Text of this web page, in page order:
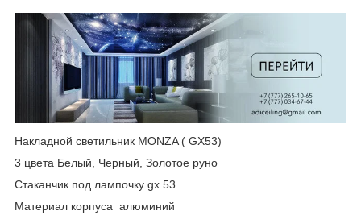
Накладной светильник MONZA ( GX53)
3 цвета Белый, Черный, Золотое руно
Стаканчик под лампочку gx 53
Материал корпуса алюминий